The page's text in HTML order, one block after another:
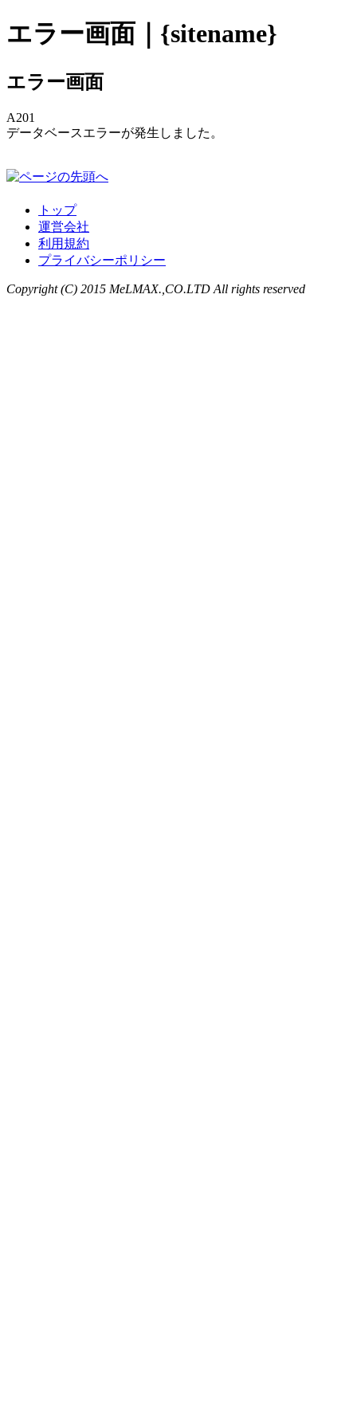
エラー画面｜{sitename}
エラー画面
A201
データベースエラーが発生しました。
トップ
運営会社
利用規約
プライバシーポリシー
Copyright (C) 2015 MeLMAX.,CO.LTD All rights reserved